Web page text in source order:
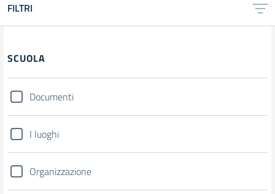
FILTRI
Filtri
SCUOLA
Documenti
I luoghi
Organizzazione